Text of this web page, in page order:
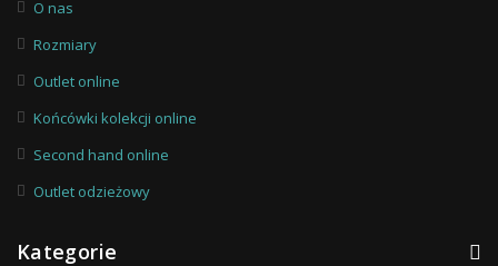
O nas
Rozmiary
Outlet online
Końcówki kolekcji online
Second hand online
Outlet odzieżowy
Kategorie